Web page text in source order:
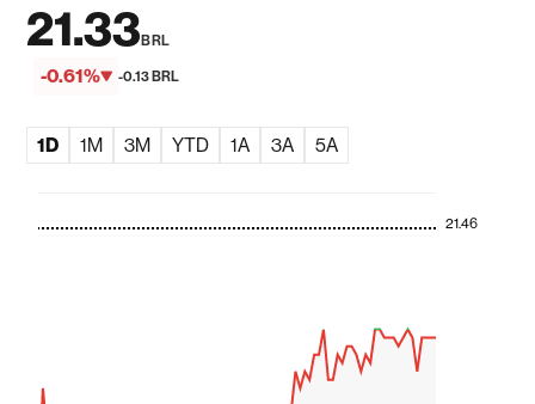
21.33BRL
-0.61% -0.13 BRL
1D 1M 3M YTD 1A 3A 5A
21.46